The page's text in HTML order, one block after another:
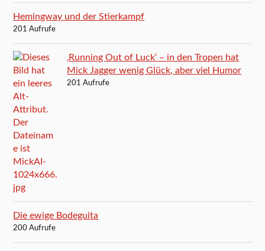
Hemingway und der Stierkampf
201 Aufrufe
‚Running Out of Luck‘ – in den Tropen hat
Mick Jagger wenig Glück, aber viel Humor
201 Aufrufe
Die ewige Bodeguita
200 Aufrufe